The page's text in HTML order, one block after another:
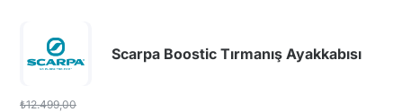
Scarpa Boostic Tırmanış Ayakkabısı
₺12.499,00